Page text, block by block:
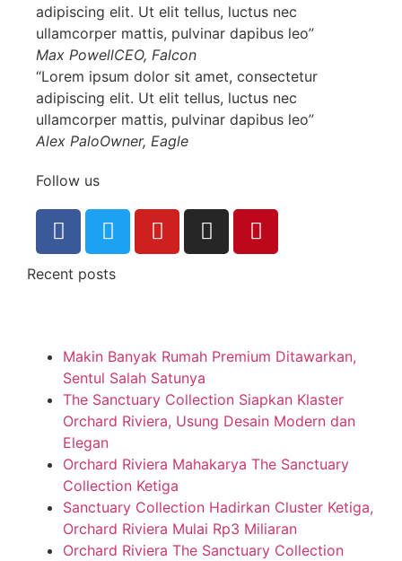
adipiscing elit. Ut elit tellus, luctus nec
ullamcorper mattis, pulvinar dapibus leo”
Max PowellCEO, Falcon
“Lorem ipsum dolor sit amet, consectetur
adipiscing elit. Ut elit tellus, luctus nec
ullamcorper mattis, pulvinar dapibus leo”
Alex PaloOwner, Eagle
Follow us
Recent posts
Makin Banyak Rumah Premium Ditawarkan,
Sentul Salah Satunya
The Sanctuary Collection Siapkan Klaster
Orchard Riviera, Usung Desain Modern dan
Elegan
Orchard Riviera Mahakarya The Sanctuary
Collection Ketiga
Sanctuary Collection Hadirkan Cluster Ketiga,
Orchard Riviera Mulai Rp3 Miliaran
Orchard Riviera The Sanctuary Collection